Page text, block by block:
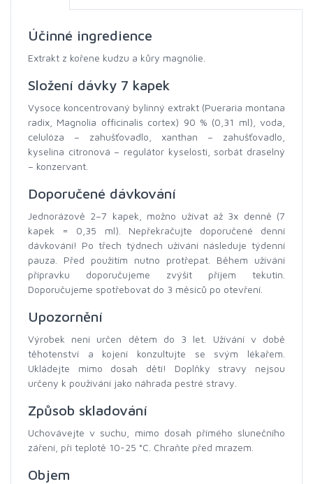
Účinné ingredience
Extrakt z kořene kudzu a kůry magnólie.
Složení dávky 7 kapek
Vysoce koncentrovaný bylinný extrakt (Pueraria montana
radix, Magnolia officinalis cortex) 90 % (0,31 ml), voda,
celulóza – zahušťovadlo, xanthan – zahušťovadlo,
kyselina citronová – regulátor kyselosti, sorbát draselný
– konzervant.
Doporučené dávkování
Jednorázově 2–7 kapek, možno užívat až 3x denně (7
kapek = 0,35 ml). Nepřekračujte doporučené denní
dávkování! Po třech týdnech užívání následuje týdenní
pauza. Před použitím nutno protřepat. Během užívání
přípravku doporučujeme zvýšit příjem tekutin.
Doporučujeme spotřebovat do 3 měsíců po otevření.
Upozornění
Výrobek není určen dětem do 3 let. Užívání v době
těhotenství a kojení konzultujte se svým lékařem.
Ukládejte mimo dosah dětí! Doplňky stravy nejsou
určeny k používání jako náhrada pestré stravy.
Způsob skladování
Uchovávejte v suchu, mimo dosah přímého slunečního
záření, při teplotě 10-25 °C. Chraňte před mrazem.
Objem